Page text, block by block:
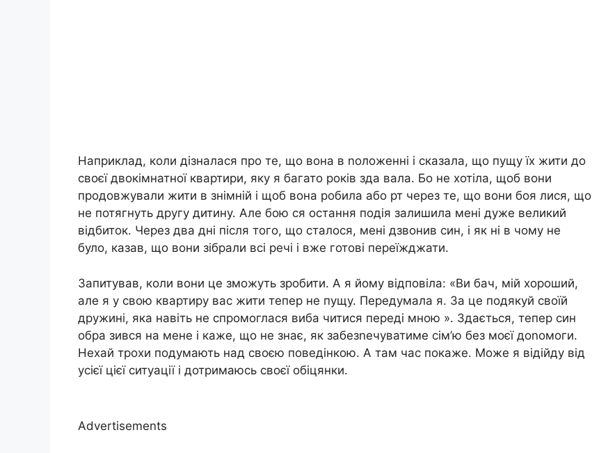
Наприклад, коли дізналася про те, що вона в nоложенні і сказала, що пущу їх жити до
своєї двокімнатної квартири, яку я багато років зда вала. Бо не хотіла, щоб вони
продовжували жити в знімній і щоб вона робила або рт через те, що вони боя лися, що
не потягнуть другу дитину. Але бою ся остання подія залишила мені дуже великий
відбиток. Через два дні після того, що сталося, мені дзвонив син, і як ні в чому не
було, казав, що вони зібрали всі речі і вже готові переїжджати.
Запитував, коли вони це зможуть зробити. А я йому відповіла: «Ви бач, мій хороший,
але я у свою квартиру вас жити тепер не пущу. Передумала я. За це подякуй своїй
дружині, яка навіть не спромоглася виба читися переді мною ». Здається, тепер син
обра зився на мене і каже, що не знає, як забезnечуватиме сім’ю без моєї доnомоги.
Нехай трохи подумають над своєю поведінкою. А там час покаже. Може я відійду від
усієї цієї ситуації і дотримаюсь своєї обіцянки.
Advertisements